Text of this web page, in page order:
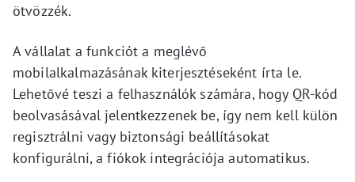
ötvözzék.
A vállalat a funkciót a meglévő
mobilalkalmazásának kiterjesztéseként írta le.
Lehetővé teszi a felhasználók számára, hogy QR-kód
beolvasásával jelentkezzenek be, így nem kell külön
regisztrálni vagy biztonsági beállításokat
konfigurálni, a fiókok integrációja automatikus.